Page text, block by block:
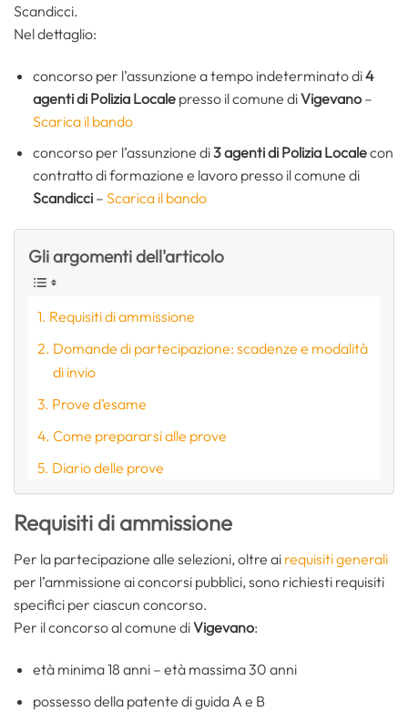
Scandicci.
Nel dettaglio:
concorso per l’assunzione a tempo indeterminato di4
agenti di Polizia Localepresso il comune diVigevano–
Scarica il bando
concorso per l’assunzione di3 agenti di Polizia Localecon
contratto di formazione e lavoro presso il comune di
Scandicci– Scarica il bando
Gli argomenti dell'articolo
Requisiti di ammissione
Domande di partecipazione: scadenze e modalità
di invio
Prove d’esame
Come prepararsi alle prove
Diario delle prove
Requisiti di ammissione
Per la partecipazione alle selezioni, oltre ai requisiti generali
per l’ammissione ai concorsi pubblici, sono richiesti requisiti
specifici per ciascun concorso.
Per il concorso al comune diVigevano:
età minima 18 anni – età massima 30 anni
possesso della patente di guida A e B